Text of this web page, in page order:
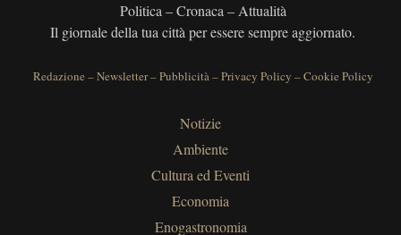
Politica – Cronaca – Attualità
Il giornale della tua città per essere sempre aggiornato.
Redazione –Newsletter–Pubblicità–Privacy Policy –Cookie Policy
Notizie
Ambiente
Cultura ed Eventi
Economia
Enogastronomia